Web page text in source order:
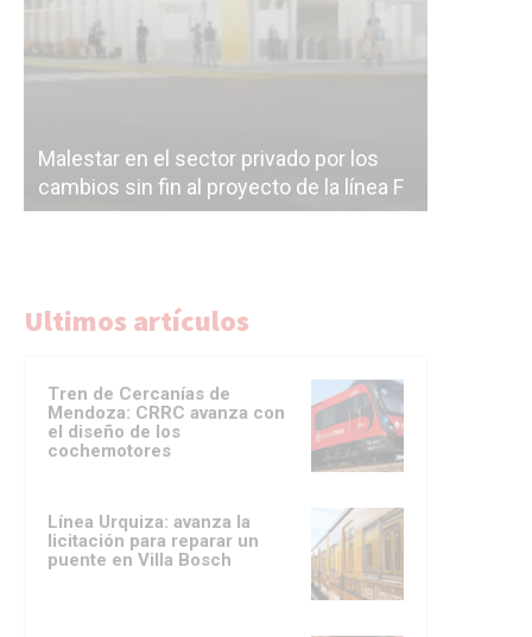
Malestar en el sector privado por los
cambios sin fin al proyecto de la línea F
Ultimos artículos
Tren de Cercanías de
Mendoza: CRRC avanza con
el diseño de los
cochemotores
Línea Urquiza: avanza la
licitación para reparar un
puente en Villa Bosch